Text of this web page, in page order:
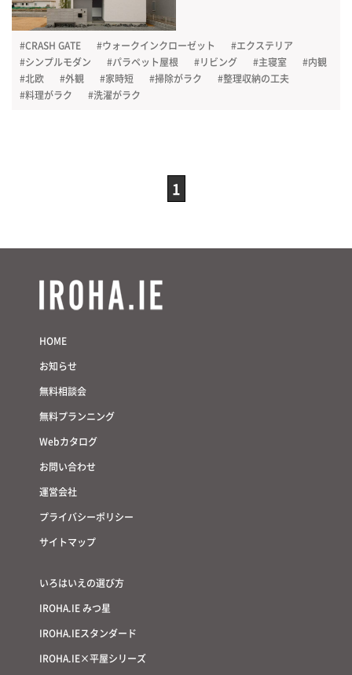
#CRASH GATE #ウォークインクローゼット
#エクステリア
#シンプルモダン
#パラペット屋根 #リビング #主寝室
#内観
#北欧
#外観 #家時短 #掃除がラク
#整理収納の工夫
#料理がラク
#洗濯がラク
1
HOME
お知らせ
無料相談会
無料プランニング
Webカタログ
お問い合わせ
運営会社
プライバシーポリシー
サイトマップ
いろはいえの選び方
IROHA.IE みつ星
IROHA.IEスタンダード
IROHA.IE×平屋シリーズ